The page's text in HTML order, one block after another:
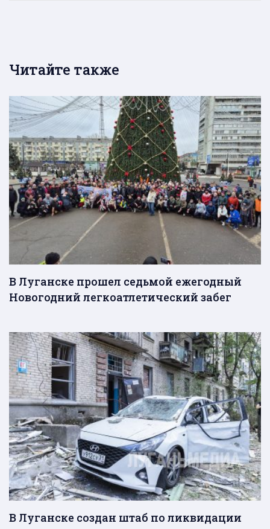
Читайте также
В Луганске прошел седьмой ежегодный
Новогодний легкоатлетический забег
В Луганске создан штаб по ликвидации